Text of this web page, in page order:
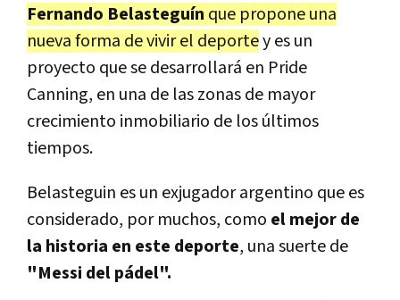
Fernando Belasteguín que propone una
nueva forma de vivir el deportey es un
proyecto que se desarrollará en Pride
Canning, en una de las zonas de mayor
crecimiento inmobiliario de los últimos
tiempos.
Belasteguin es un exjugador argentino que es
considerado, por muchos, como el mejor de
la historia en este deporte, una suerte de
"Messi del pádel".